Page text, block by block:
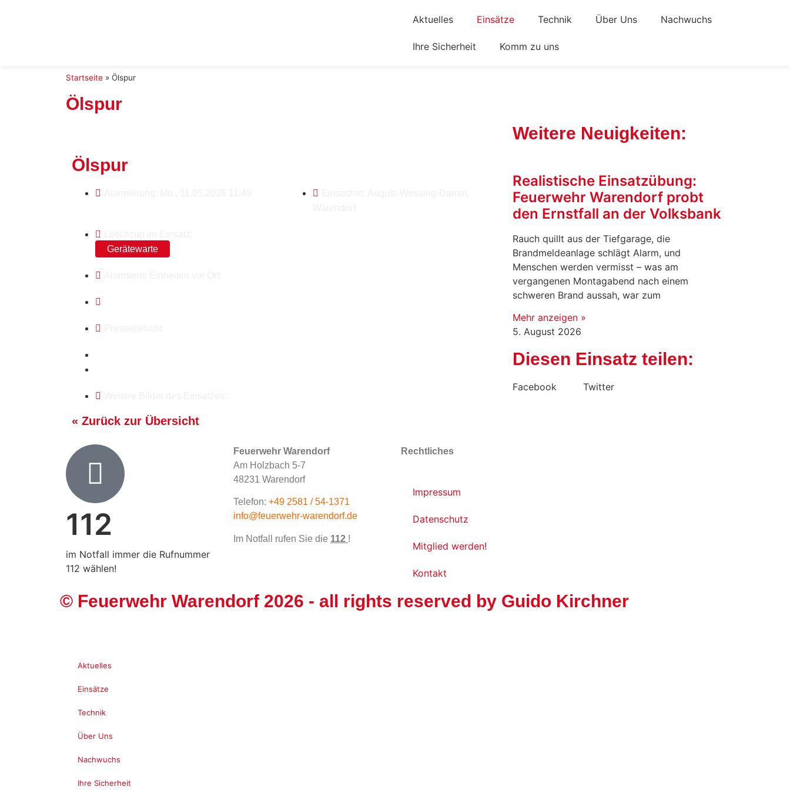
Aktuelles Einsätze Technik Über Uns Nachwuchs
Ihre Sicherheit Komm zu uns
Startseite » Ölspur
Ölspur
Ölspur
Gerätewarte
« Zurück zur Übersicht
Weitere Neuigkeiten:
Realistische Einsatzübung:
Feuerwehr Warendorf probt
den Ernstfall an der Volksbank
Rauch quillt aus der Tiefgarage, die
Brandmeldeanlage schlägt Alarm, und
Menschen werden vermisst – was am
vergangenen Montagabend nach einem
schweren Brand aussah, war zum
Mehr anzeigen »
5. August 2026
Diesen Einsatz teilen:
Facebook Twitter
112
im Notfall immer die Rufnummer
112 wählen!
Feuerwehr Warendorf
Am Holzbach 5-7
48231 Warendorf
Telefon: +49 2581 / 54-1371
info@feuerwehr-warendorf.de
Im Notfall rufen Sie die 112 !
Rechtliches
Impressum
Datenschutz
Mitglied werden!
Kontakt
© Feuerwehr Warendorf 2026 - all rights reserved by Guido Kirchner
Aktuelles
Einsätze
Technik
Über Uns
Nachwuchs
Ihre Sicherheit